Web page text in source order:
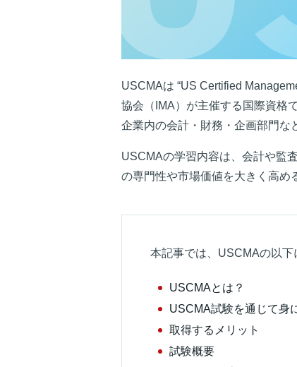
USCMAは “US Certified
協会（IMA）が主催する国際資格
企業内の会計・財務・企画部門な
USCMAの学習内容は、会計や監
の専門性や市場価値を大きく高め
本記事では、USCMAの以下
USCMAとは？
USCMA試験を通じて身
取得するメリット
試験概要